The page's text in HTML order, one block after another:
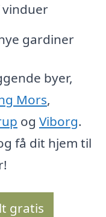
gardiner
byer,
Mors,
og Viborg.
få dit hjem til
gratis